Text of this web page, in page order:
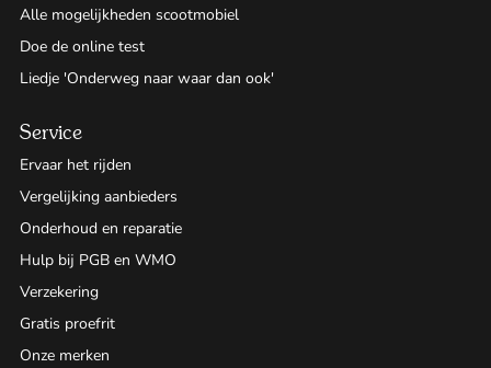
Alle mogelijkheden scootmobiel
Doe de online test
Liedje 'Onderweg naar waar dan ook'
Service
Ervaar het rijden
Vergelijking aanbieders
Onderhoud en reparatie
Hulp bij PGB en WMO
Verzekering
Gratis proefrit
Onze merken